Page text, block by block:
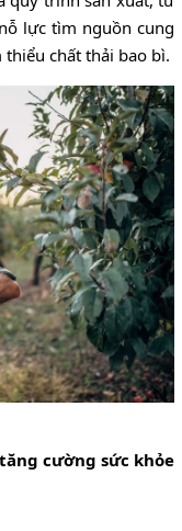
lực tìm nguồn cung
chất thải bao bì.
cường sức khỏe